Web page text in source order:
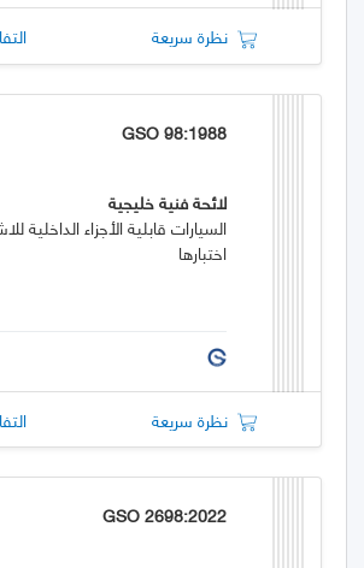
نظرة سريعة
GSO 98:1988
لائحة فنية خليجية
السيارات قابلية الأجزاء الداخلية
اختبارها
نظرة سريعة
GSO 2698:2022